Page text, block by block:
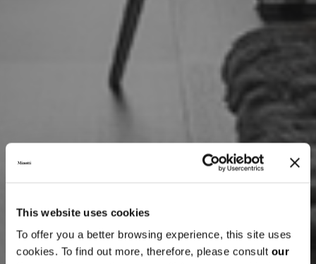
This website uses cookies
To offer you a better browsing experience, this site uses
cookies. To find out more, therefore, please consult our